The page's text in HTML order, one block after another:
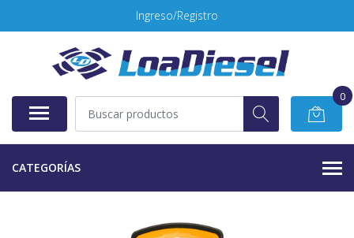
Ingreso/Registro
0
CATEGORÍAS